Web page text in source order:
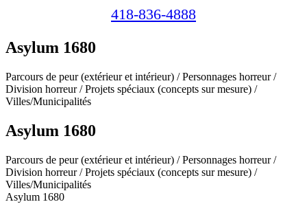
418-836-4888
Asylum 1680
Parcours de peur (extérieur et intérieur) / Personnages horreur /
Division horreur / Projets spéciaux (concepts sur mesure) /
Villes/Municipalités
Asylum 1680
Parcours de peur (extérieur et intérieur) / Personnages horreur /
Division horreur / Projets spéciaux (concepts sur mesure) /
Villes/Municipalités
Asylum 1680